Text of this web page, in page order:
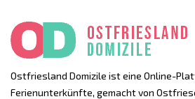
Ostfriesland Domizile ist eine Online-
Ferienunterkünfte, gemacht von